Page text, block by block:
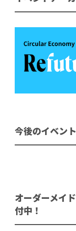
今後のイベント
オーダーメイ
付中！